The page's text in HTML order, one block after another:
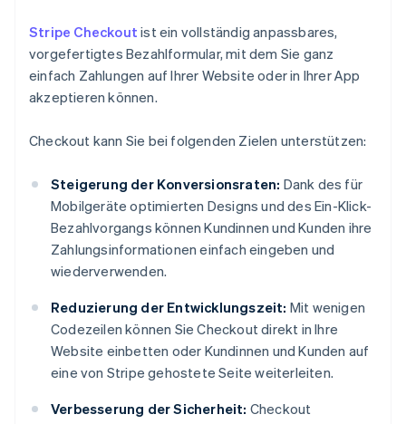
Stripe Checkout ist ein vollständig anpassbares,
vorgefertigtes Bezahlformular, mit dem Sie ganz
einfach Zahlungen auf Ihrer Website oder in Ihrer App
akzeptieren können.
Checkout kann Sie bei folgenden Zielen unterstützen:
Steigerung der Konversionsraten: Dank des für
Mobilgeräte optimierten Designs und des Ein-Klick-
Bezahlvorgangs können Kundinnen und Kunden ihre
Zahlungsinformationen einfach eingeben und
wiederverwenden.
Reduzierung der Entwicklungszeit: Mit wenigen
Codezeilen können Sie Checkout direkt in Ihre
Website einbetten oder Kundinnen und Kunden auf
eine von Stripe gehostete Seite weiterleiten.
Verbesserung der Sicherheit: Checkout